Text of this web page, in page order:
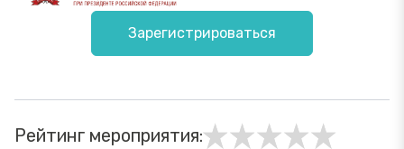
Зарегистрироваться
Рейтинг мероприятия: